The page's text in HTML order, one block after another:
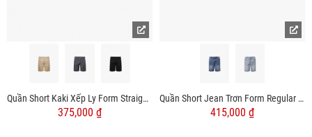
Quần Short Kaki Xếp Ly Form Straight QS059
375,000 ₫
Quần Short Jean Trơn Form Regular QS076
415,000 ₫